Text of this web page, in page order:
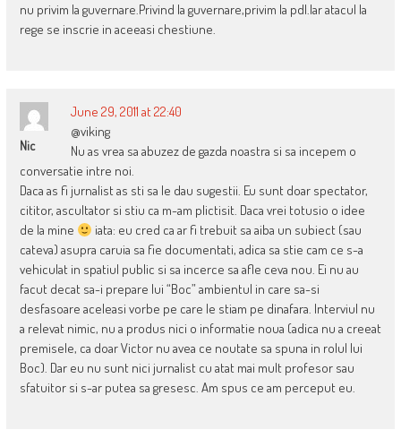
nu privim la guvernare.Privind la guvernare,privim la pdl.Iar atacul la
rege se inscrie in aceeasi chestiune.
Nic
June 29, 2011 at 22:40
@viking
Nu as vrea sa abuzez de gazda noastra si sa incepem o
conversatie intre noi.
Daca as fi jurnalist as sti sa le dau sugestii. Eu sunt doar spectator,
cititor, ascultator si stiu ca m-am plictisit. Daca vrei totusio o idee
de la mine
iata: eu cred ca ar fi trebuit sa aiba un subiect (sau
cateva) asupra caruia sa fie documentati, adica sa stie cam ce s-a
vehiculat in spatiul public si sa incerce sa afle ceva nou. Ei nu au
facut decat sa-i prepare lui “Boc” ambientul in care sa-si
desfasoare aceleasi vorbe pe care le stiam pe dinafara. Interviul nu
a relevat nimic, nu a produs nici o informatie noua (adica nu a creeat
premisele, ca doar Victor nu avea ce noutate sa spuna in rolul lui
Boc). Dar eu nu sunt nici jurnalist cu atat mai mult profesor sau
sfatuitor si s-ar putea sa gresesc. Am spus ce am perceput eu.